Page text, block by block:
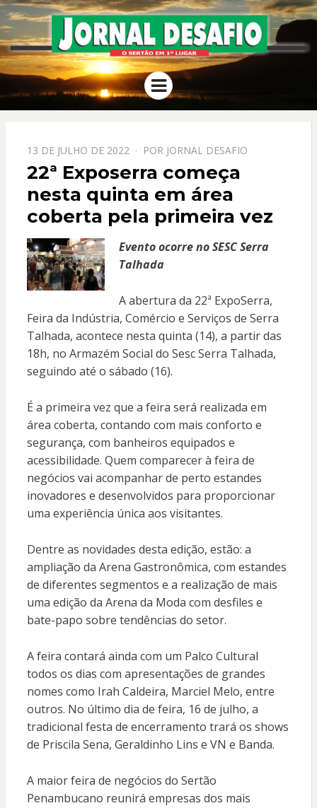
JORNAL
DESAFIO
O Sertão em 1º Lugar
Menu
PPOSTADO
EM
13 DE JULHO DE 2022 POR JORNAL DESAFIO
22ª Exposerra começa
nesta quinta em área
coberta pela primeira vez
Evento ocorre no SESC Serra
Talhada
A abertura da 22ª ExpoSerra,
Feira da Indústria, Comércio e Serviços de Serra
Talhada, acontece nesta quinta (14), a partir das
18h, no Armazém Social do Sesc Serra Talhada,
seguindo até o sábado (16).
É a primeira vez que a feira será realizada em
área coberta, contando com mais conforto e
segurança, com banheiros equipados e
acessibilidade. Quem comparecer à feira de
negócios vai acompanhar de perto estandes
inovadores e desenvolvidos para proporcionar
uma experiência única aos visitantes.
Dentre as novidades desta edição, estão: a
ampliação da Arena Gastronômica, com estandes
de diferentes segmentos e a realização de mais
uma edição da Arena da Moda com desfiles e
bate-papo sobre tendências do setor.
A feira contará ainda com um Palco Cultural
todos os dias com apresentações de grandes
nomes como Irah Caldeira, Marciel Melo, entre
outros. No último dia de feira, 16 de julho, a
tradicional festa de encerramento trará os shows
de Priscila Sena, Geraldinho Lins e VN e Banda.
A maior feira de negócios do Sertão
Penambucano reunirá empresas dos mais